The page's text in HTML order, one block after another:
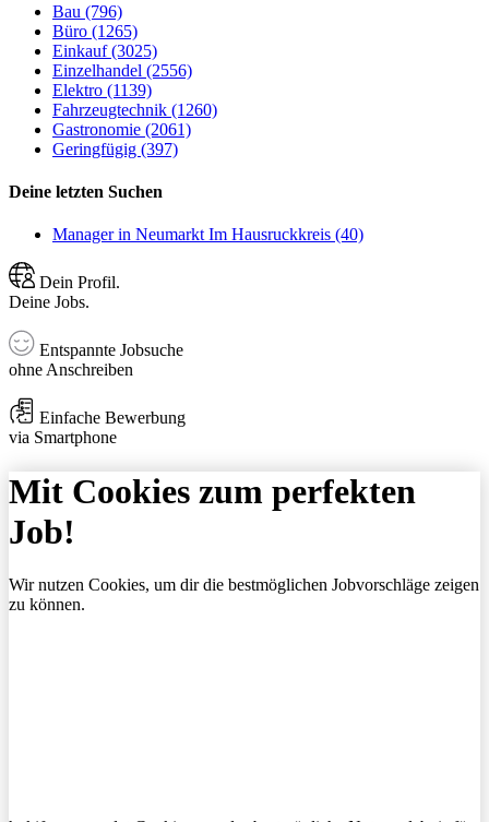
Bau (796)
Büro (1265)
Einkauf (3025)
Einzelhandel (2556)
Elektro (1139)
Fahrzeugtechnik (1260)
Gastronomie (2061)
Geringfügig (397)
Deine letzten Suchen
Manager in Neumarkt Im Hausruckkreis (40)
Dein Profil.
Deine Jobs.
Entspannte Jobsuche
ohne Anschreiben
Einfache Bewerbung
via Smartphone
Mit Cookies zum perfekten
Job!
Wir nutzen Cookies, um dir die bestmöglichen Jobvorschläge zeigen
zu können.